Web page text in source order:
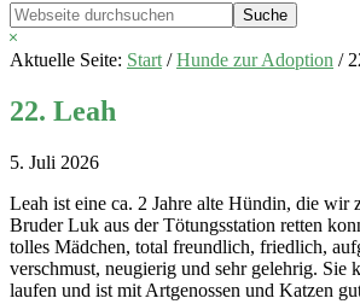
Webseite
durchsuchen
Hide
Search
Aktuelle Seite: Start / Hunde zur Adoption /
22. Leah
5. Juli 2026
Leah ist eine ca. 2 Jahre alte Hündin, die wir
Bruder Luk aus der Tötungsstation retten
tolles Mädchen, total freundlich, friedlich,
verschmust, neugierig und sehr gelehrig. Sie
laufen und ist mit Artgenossen und Katzen